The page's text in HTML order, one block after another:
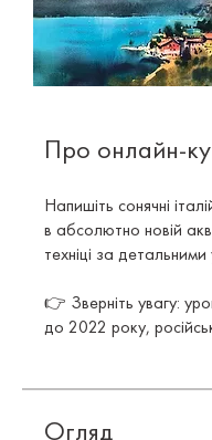
Про онлайн-
Напишіть сонячні
в абсолютно новій
техніці за
👉 Зверніть увагу:
Огляд